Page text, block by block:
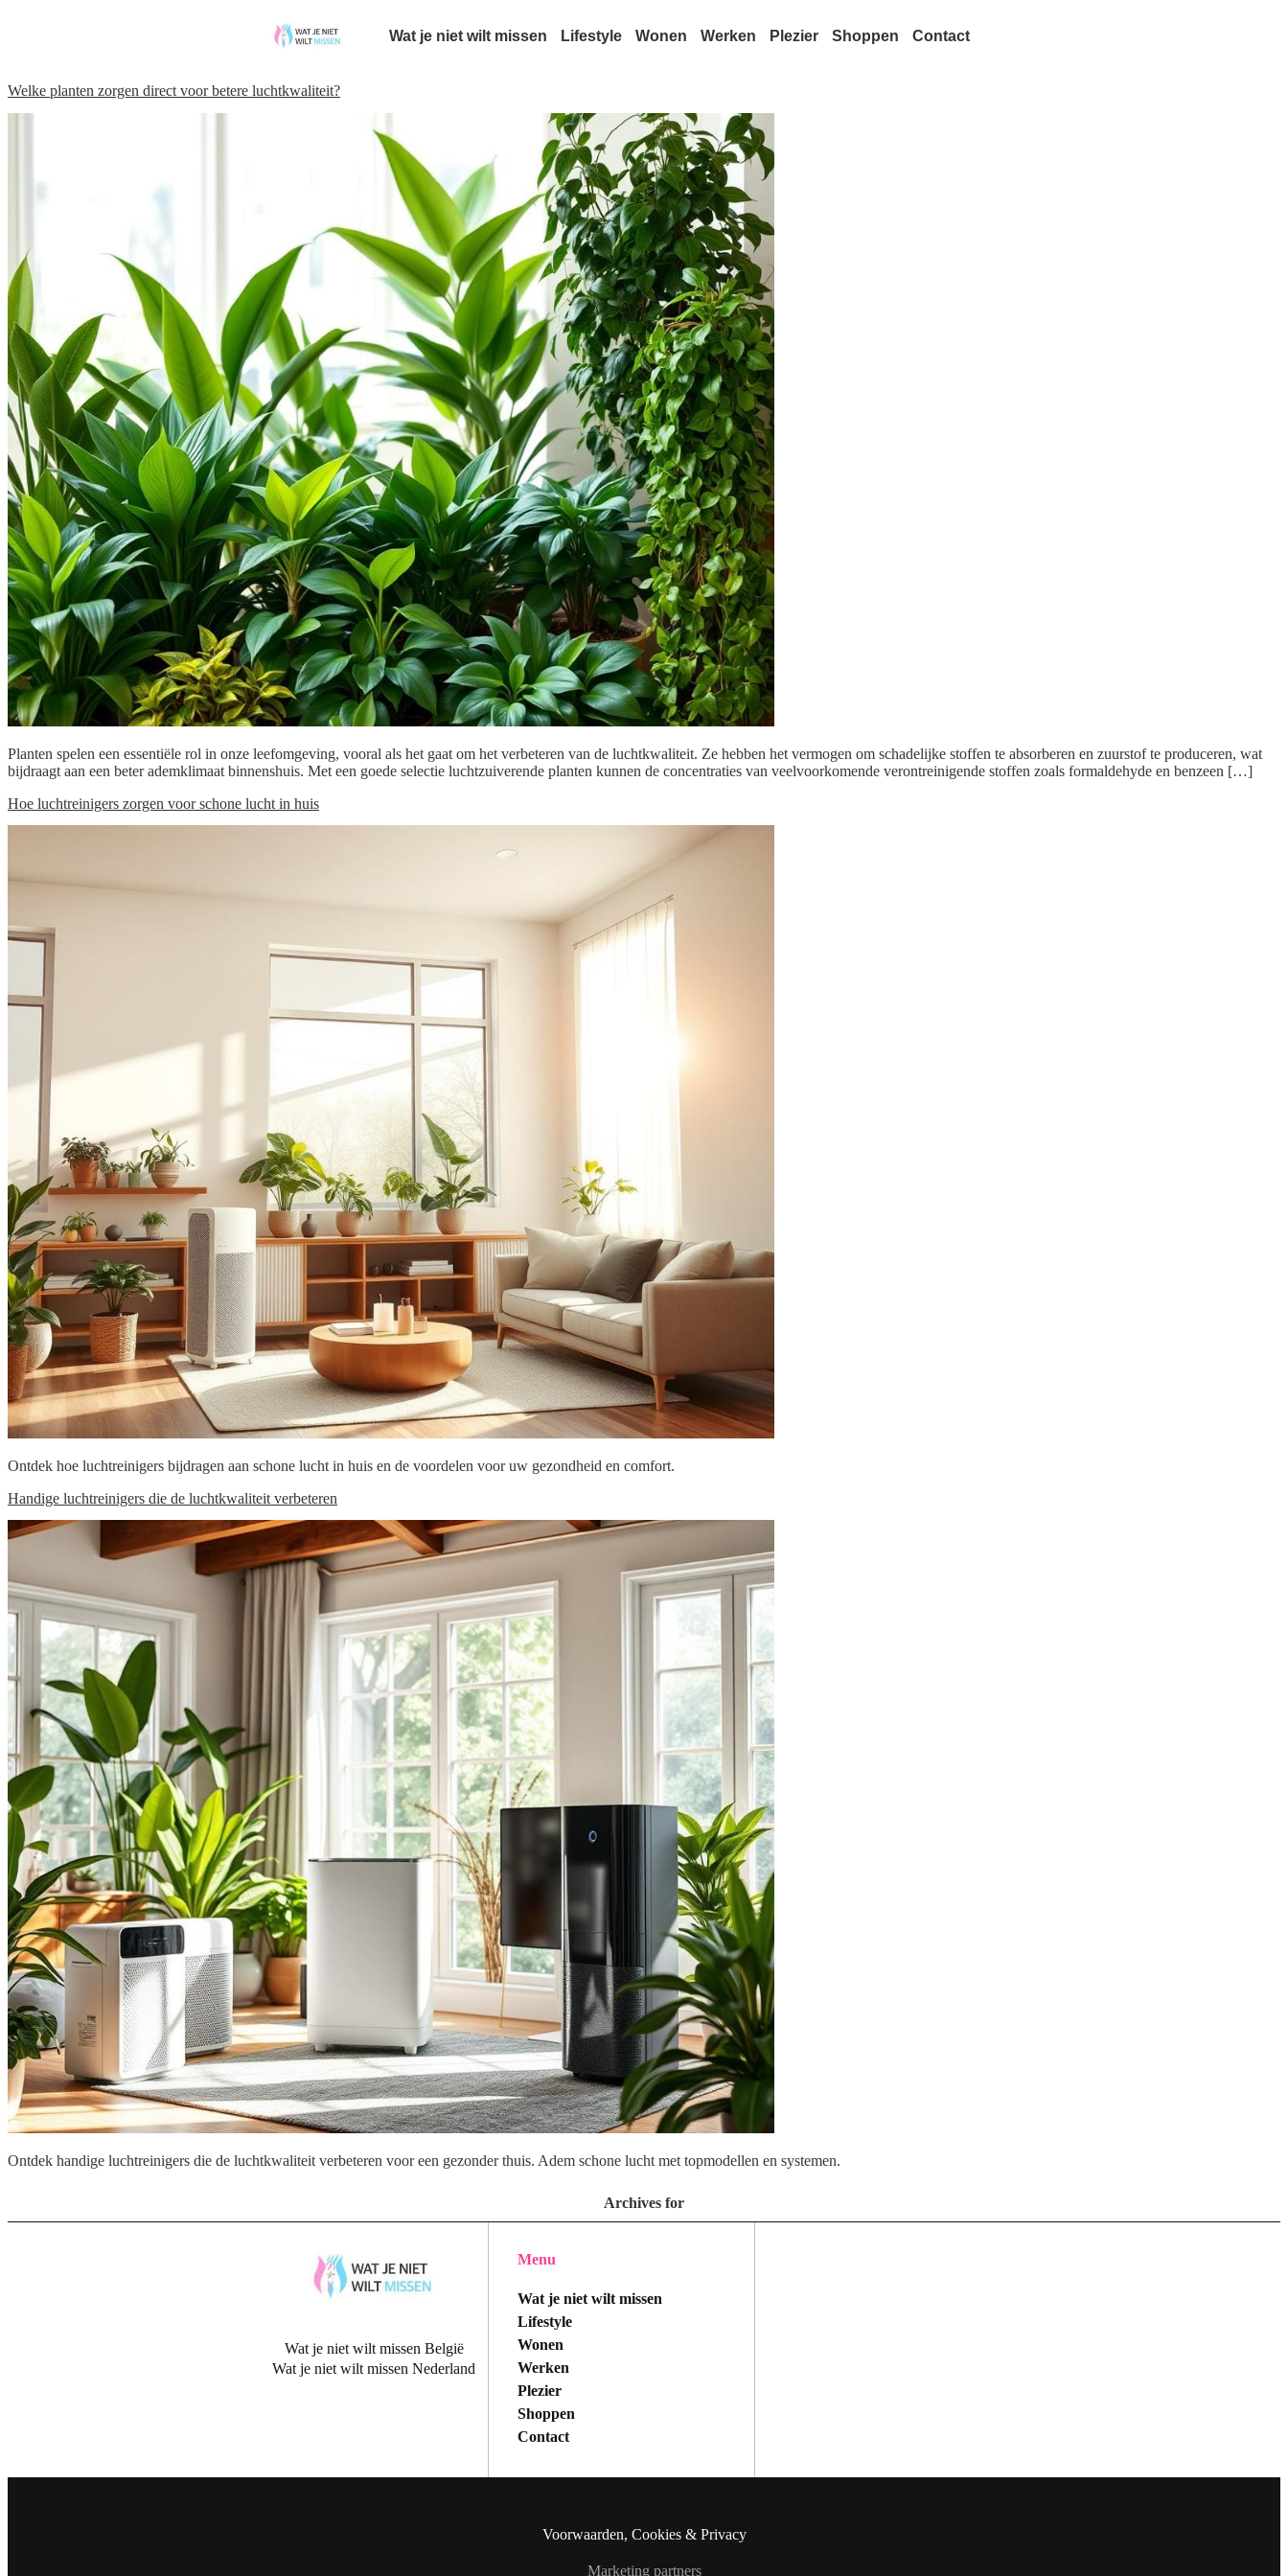
Wat je niet wilt missen Lifestyle Wonen Werken Plezier Shoppen Contact
Welke planten zorgen direct voor betere luchtkwaliteit?
Planten spelen een essentiële rol in onze leefomgeving, vooral als het gaat om het verbeteren van de luchtkwaliteit. Ze hebben het vermogen om schadelijke stoffen te absorberen en zuurstof te produceren, wat
bijdraagt aan een beter ademklimaat binnenshuis. Met een goede selectie luchtzuiverende planten kunnen de concentraties van veelvoorkomende verontreinigende stoffen zoals formaldehyde en benzeen […]
Hoe luchtreinigers zorgen voor schone lucht in huis
Ontdek hoe luchtreinigers bijdragen aan schone lucht in huis en de voordelen voor uw gezondheid en comfort.
Handige luchtreinigers die de luchtkwaliteit verbeteren
Ontdek handige luchtreinigers die de luchtkwaliteit verbeteren voor een gezonder thuis. Adem schone lucht met topmodellen en systemen.
Archives for
Wat je niet wilt missen België
Wat je niet wilt missen Nederland
Menu
Wat je niet wilt missen
Lifestyle
Wonen
Werken
Plezier
Shoppen
Contact
Voorwaarden, Cookies & Privacy
Marketing partners